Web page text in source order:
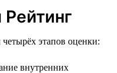
этапов оценки:
внутренних